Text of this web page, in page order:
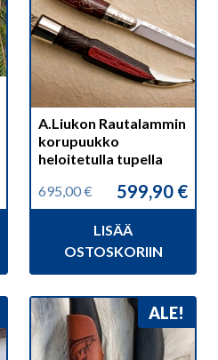
A.Liukon Rautalammin
korupuukko
heloitetulla tupella
695,00€
Alkuperäinen
695,00 €.
599,90 €
Nykyinen
599,90 €.
LISÄÄ
OSTOSKORIIN
ALE!